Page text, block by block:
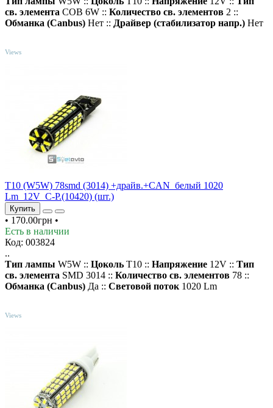
св. элемента COB 6W :: Количество св. элементов 2 ::
Обманка (Canbus) Нет :: Драйвер (cтабилизатор напр.) Нет
Views
T10 (W5W) 78smd (3014) +драйв.+CAN_белый 1020
Lm_12V_C-P.(10420) (шт.)
Купить
• 170.00грн •
Есть в наличии
Код: 003824
..
Тип лампы W5W :: Цоколь T10 :: Напряжение 12V :: Тип
св. элемента SMD 3014 :: Количество св. элементов 78 ::
Обманка (Canbus) Да :: Световой поток 1020 Lm
Views